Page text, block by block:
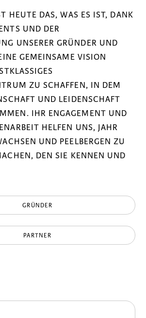
HEUTE DAS, WAS ES IST, DANK
UND DER
UNSERER GRÜNDER UND
GEMEINSAME VISION
ZU SCHAFFEN, IN DEM
UND LEIDENSCHAFT
IHR ENGAGEMENT UND
HELFEN UNS, JAHR
UND PEELBERGEN ZU
DEN SIE KENNEN UND
GRÜNDER
PARTNER